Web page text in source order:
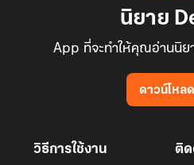
นิยาย
App ที่จะทำให้คุณอ่านนิย
ดาวน์โหล
วิธีการใช้งาน ติด